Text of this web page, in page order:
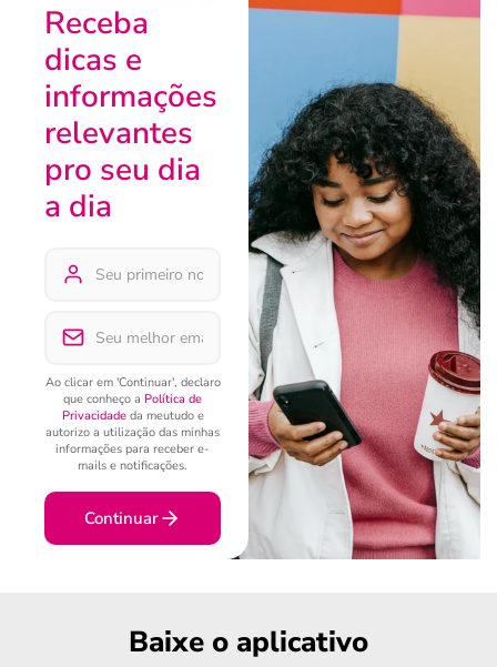
Receba
dicas e
informações
relevantes
pro seu dia
a dia
Ao clicar em 'Continuar', declaro
que conheço a Política de
Privacidadeda meutudo e
autorizo a utilização das minhas
informações para receber e-
mails e notificações.
Continuar
Baixe o aplicativo